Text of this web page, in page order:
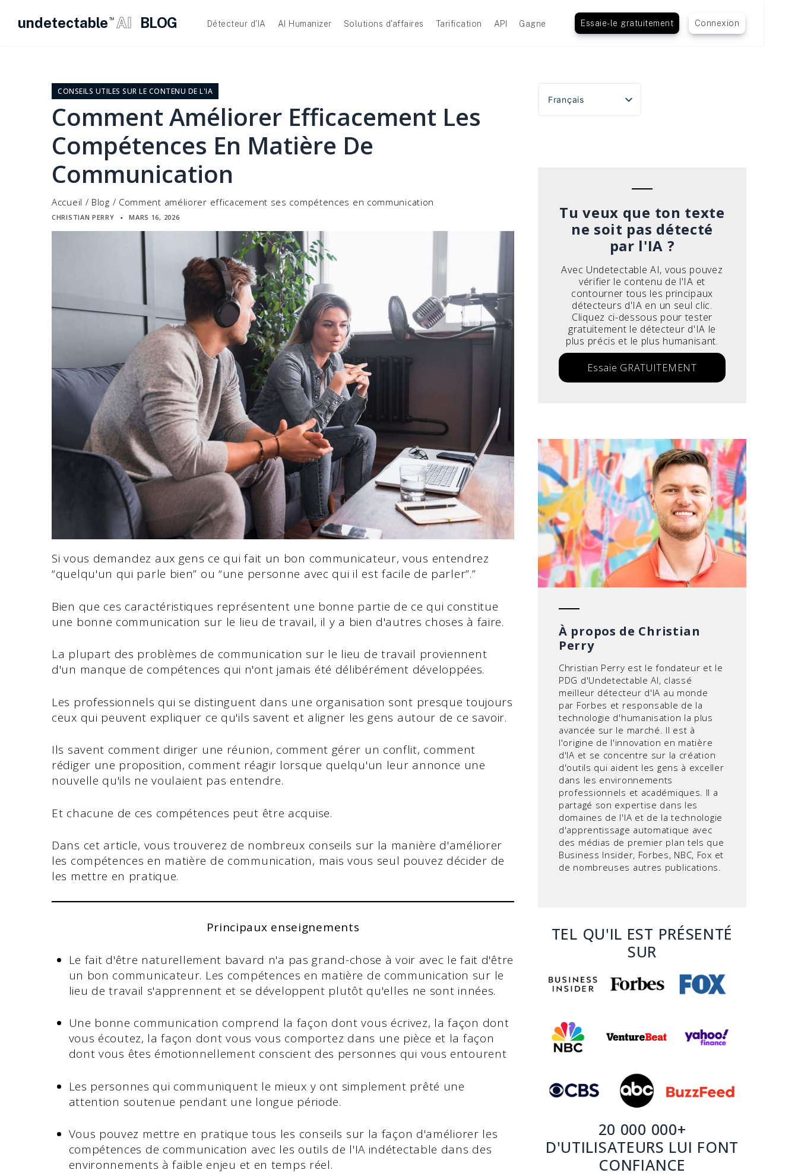
undetectable TM AI BLOG Détecteur d'IA AI Humanizer Solutions d'affaires Tarification API Gagne Essaie-le gratuitement Connexion
CONSEILS UTILES SUR LE CONTENU DE L'IA
Comment Améliorer Efficacement Les
Compétences En Matière De
Communication
Accueil / Blog / Comment améliorer efficacement ses compétences en communication
CHRISTIAN PERRY ▪ MARS 16, 2026
Si vous demandez aux gens ce qui fait un bon communicateur, vous entendrez
“quelqu'un qui parle bien” ou “une personne avec qui il est facile de parler”.”
Bien que ces caractéristiques représentent une bonne partie de ce qui constitue
une bonne communication sur le lieu de travail, il y a bien d'autres choses à faire.
La plupart des problèmes de communication sur le lieu de travail proviennent
d'un manque de compétences qui n'ont jamais été délibérément développées.
Les professionnels qui se distinguent dans une organisation sont presque toujours
ceux qui peuvent expliquer ce qu'ils savent et aligner les gens autour de ce savoir.
Ils savent comment diriger une réunion, comment gérer un conflit, comment
rédiger une proposition, comment réagir lorsque quelqu'un leur annonce une
nouvelle qu'ils ne voulaient pas entendre.
Et chacune de ces compétences peut être acquise.
Dans cet article, vous trouverez de nombreux conseils sur la manière d'améliorer
les compétences en matière de communication, mais vous seul pouvez décider de
les mettre en pratique.
Principaux enseignements
Le fait d'être naturellement bavard n'a pas grand-chose à voir avec le fait d'être
un bon communicateur. Les compétences en matière de communication sur le
lieu de travail s'apprennent et se développent plutôt qu'elles ne sont innées.
Une bonne communication comprend la façon dont vous écrivez, la façon dont
vous écoutez, la façon dont vous vous comportez dans une pièce et la façon
dont vous êtes émotionnellement conscient des personnes qui vous entourent
Les personnes qui communiquent le mieux y ont simplement prêté une
attention soutenue pendant une longue période.
Vous pouvez mettre en pratique tous les conseils sur la façon d'améliorer les
compétences de communication avec les outils de l'IA indétectable dans des
environnements à faible enjeu et en temps réel.
Français
English
Tu veux que ton texte
ne soit pas détecté
par l'IA ?
Avec Undetectable AI, vous pouvez
vérifier le contenu de l'IA et
contourner tous les principaux
détecteurs d'IA en un seul clic.
Cliquez ci-dessous pour tester
gratuitement le détecteur d'IA le
plus précis et le plus humanisant.
Essaie GRATUITEMENT
À propos de Christian
Perry
Christian Perry est le fondateur et le
PDG d'Undetectable AI, classé
meilleur détecteur d'IA au monde
par Forbes et responsable de la
technologie d'humanisation la plus
avancée sur le marché. Il est à
l'origine de l'innovation en matière
d'IA et se concentre sur la création
d'outils qui aident les gens à exceller
dans les environnements
professionnels et académiques. Il a
partagé son expertise dans les
domaines de l'IA et de la technologie
d'apprentissage automatique avec
des médias de premier plan tels que
Business Insider, Forbes, NBC, Fox et
de nombreuses autres publications.
TEL QU'IL EST PRÉSENTÉ
SUR
20 000 000+
D'UTILISATEURS LUI FONT
CONFIANCE